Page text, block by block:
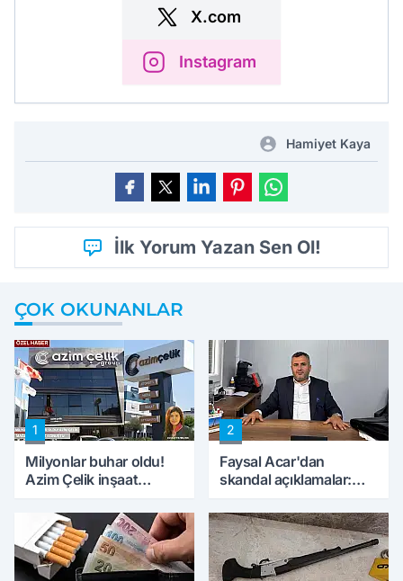
X.com
Instagram
Hamiyet Kaya
İlk Yorum Yazan Sen Ol!
ÇOK OKUNANLAR
1
Milyonlar buhar oldu!
Azim Çelik inşaat
konuştu
2
Faysal Acar'dan
skandal açıklamalar:
peynircilerimizi de
kıskaca aldı, müdahale
ettik'